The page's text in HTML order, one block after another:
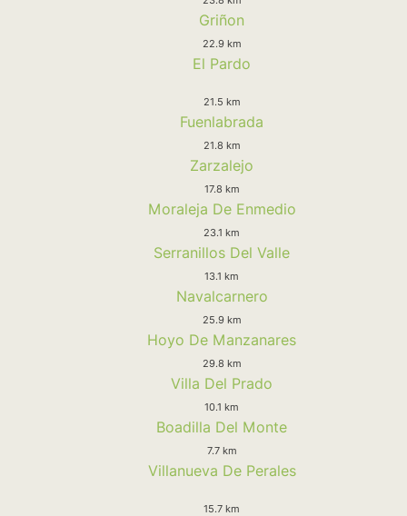
Griñon
22.9 km
El Pardo
21.5 km
Fuenlabrada
21.8 km
Zarzalejo
17.8 km
Moraleja De Enmedio
23.1 km
Serranillos Del Valle
13.1 km
Navalcarnero
25.9 km
Hoyo De Manzanares
29.8 km
Villa Del Prado
10.1 km
Boadilla Del Monte
7.7 km
Villanueva De Perales
15.7 km